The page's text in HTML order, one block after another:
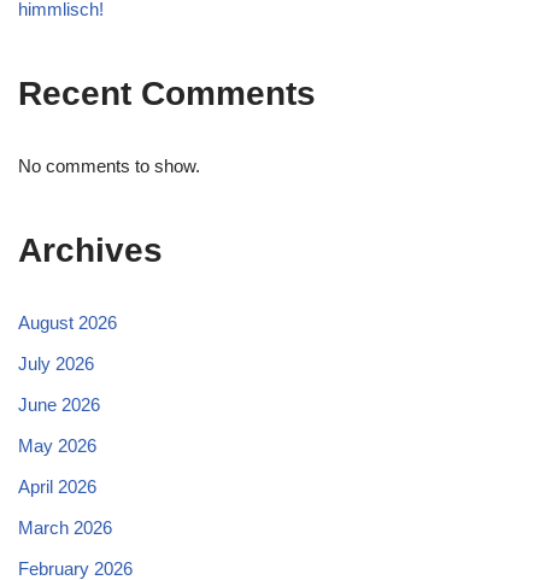
himmlisch!
Recent Comments
No comments to show.
Archives
August 2026
July 2026
June 2026
May 2026
April 2026
March 2026
February 2026